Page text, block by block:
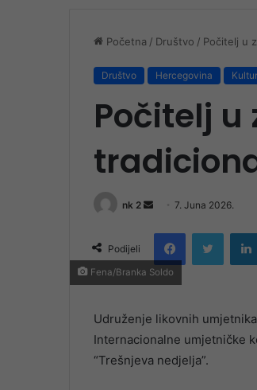
Početna / Društvo / Počitelj u
Društvo Hercegovina
Počitelj
nk 2
Send
email
7. Juna 2026.
Podijeli
FacebookTwitter
Fena/Branka Soldo
Udruženje likovnih
Internacionalne umjetničke
“Trešnjeva nedjelja”.